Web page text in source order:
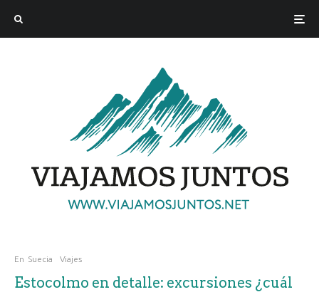
En Suecia Viajes
Estocolmo en detalle: excursiones ¿cuál